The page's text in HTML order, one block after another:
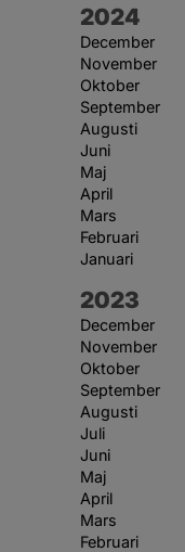
År:
2024
December
November
Oktober
September
Augusti
Juni
Maj
April
Mars
Februari
Januari
År:
2023
December
November
Oktober
September
Augusti
Juli
Juni
Maj
April
Mars
Februari